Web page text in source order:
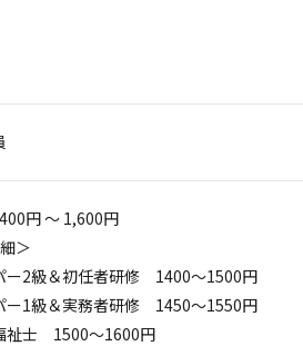
円 ～ 1,600円
＞
ー2級＆初任者研修 1400～1500円
ー1級＆実務者研修 1450～1550円
祉士 1500～1600円